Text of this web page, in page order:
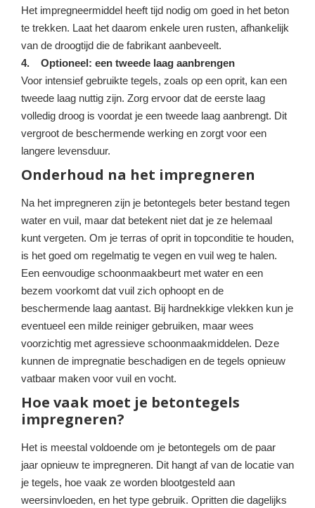
Het impregneermiddel heeft tijd nodig om goed in het beton
te trekken. Laat het daarom enkele uren rusten, afhankelijk
van de droogtijd die de fabrikant aanbeveelt.
4. Optioneel: een tweede laag aanbrengen
Voor intensief gebruikte tegels, zoals op een oprit, kan een
tweede laag nuttig zijn. Zorg ervoor dat de eerste laag
volledig droog is voordat je een tweede laag aanbrengt. Dit
vergroot de beschermende werking en zorgt voor een
langere levensduur.
Onderhoud na het impregneren
Na het impregneren zijn je betontegels beter bestand tegen
water en vuil, maar dat betekent niet dat je ze helemaal
kunt vergeten. Om je terras of oprit in topconditie te houden,
is het goed om regelmatig te vegen en vuil weg te halen.
Een eenvoudige schoonmaakbeurt met water en een
bezem voorkomt dat vuil zich ophoopt en de
beschermende laag aantast. Bij hardnekkige vlekken kun je
eventueel een milde reiniger gebruiken, maar wees
voorzichtig met agressieve schoonmaakmiddelen. Deze
kunnen de impregnatie beschadigen en de tegels opnieuw
vatbaar maken voor vuil en vocht.
Hoe vaak moet je betontegels
impregneren?
Het is meestal voldoende om je betontegels om de paar
jaar opnieuw te impregneren. Dit hangt af van de locatie van
je tegels, hoe vaak ze worden blootgesteld aan
weersinvloeden, en het type gebruik. Opritten die dagelijks